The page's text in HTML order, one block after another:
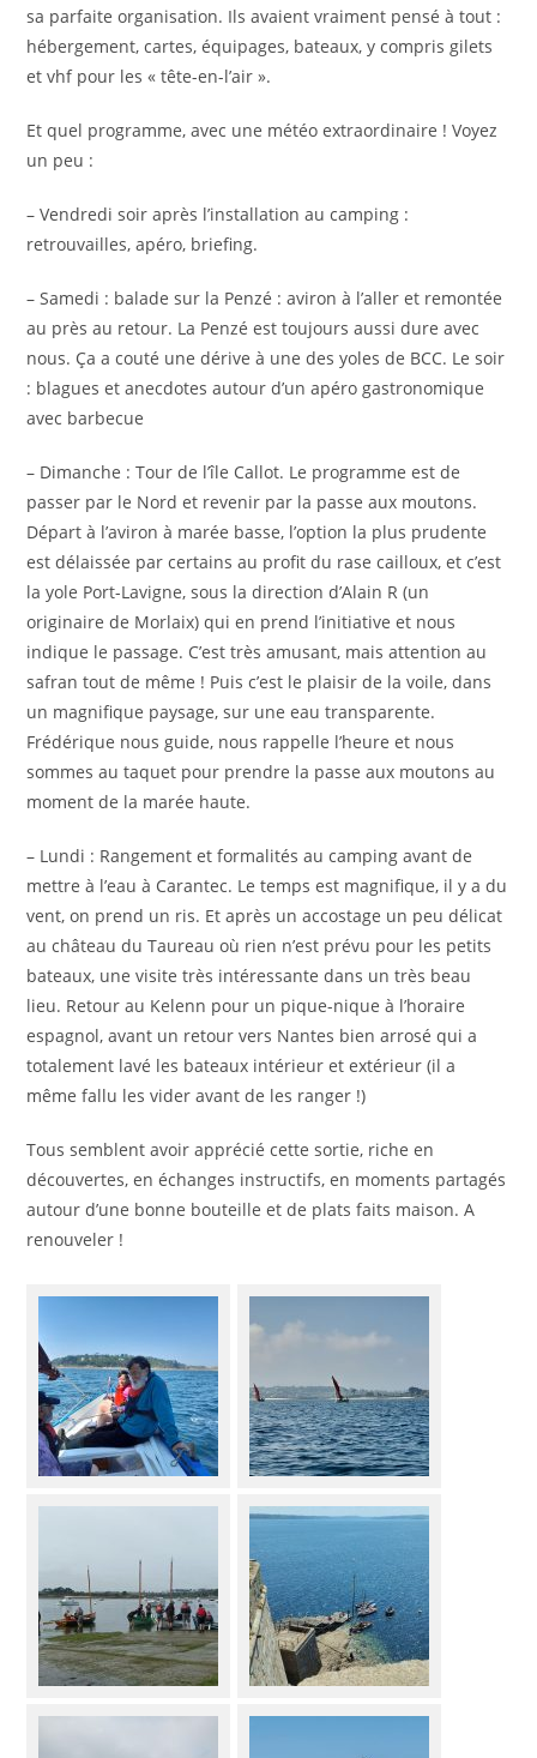
sa parfaite organisation. Ils avaient vraiment pensé à tout :
hébergement, cartes, équipages, bateaux, y compris gilets
et vhf pour les « tête-en-l’air ».
Et quel programme, avec une météo extraordinaire ! Voyez
un peu :
– Vendredi soir après l’installation au camping :
retrouvailles, apéro, briefing.
– Samedi : balade sur la Penzé : aviron à l’aller et remontée
au près au retour. La Penzé est toujours aussi dure avec
nous. Ça a couté une dérive à une des yoles de BCC. Le soir
: blagues et anecdotes autour d’un apéro gastronomique
avec barbecue
– Dimanche : Tour de l’île Callot. Le programme est de
passer par le Nord et revenir par la passe aux moutons.
Départ à l’aviron à marée basse, l’option la plus prudente
est délaissée par certains au profit du rase cailloux, et c’est
la yole Port-Lavigne, sous la direction d’Alain R (un
originaire de Morlaix) qui en prend l’initiative et nous
indique le passage. C’est très amusant, mais attention au
safran tout de même ! Puis c’est le plaisir de la voile, dans
un magnifique paysage, sur une eau transparente.
Frédérique nous guide, nous rappelle l’heure et nous
sommes au taquet pour prendre la passe aux moutons au
moment de la marée haute.
– Lundi : Rangement et formalités au camping avant de
mettre à l’eau à Carantec. Le temps est magnifique, il y a du
vent, on prend un ris. Et après un accostage un peu délicat
au château du Taureau où rien n’est prévu pour les petits
bateaux, une visite très intéressante dans un très beau
lieu. Retour au Kelenn pour un pique-nique à l’horaire
espagnol, avant un retour vers Nantes bien arrosé qui a
totalement lavé les bateaux intérieur et extérieur (il a
même fallu les vider avant de les ranger !)
Tous semblent avoir apprécié cette sortie, riche en
découvertes, en échanges instructifs, en moments partagés
autour d’une bonne bouteille et de plats faits maison. A
renouveler !